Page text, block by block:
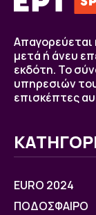
μετά ή άνευ
εκδότη. Το
υπηρεσιών
επισκέπτες
EURO 2024
ΠΟΔΟΣΦΑΙΡΟ